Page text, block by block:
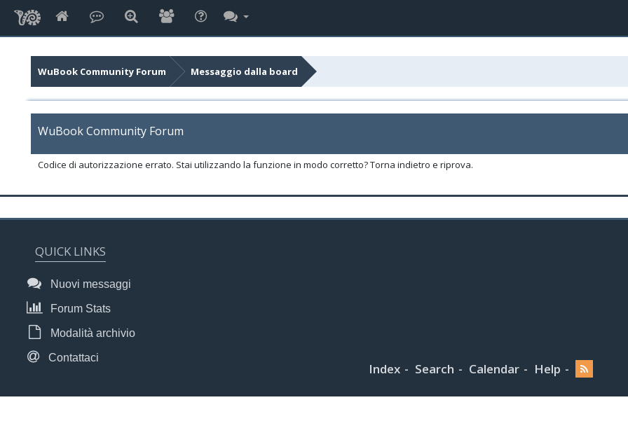
WuBook Community Forum Messaggio dalla board
WuBook Community Forum
Codice di autorizzazione errato. Stai utilizzando la funzione in modo corretto? Torna indietro e riprova.
QUICK LINKS
Nuovi messaggi
Forum Stats
Modalità archivio
Contattaci
Index Search Calendar Help